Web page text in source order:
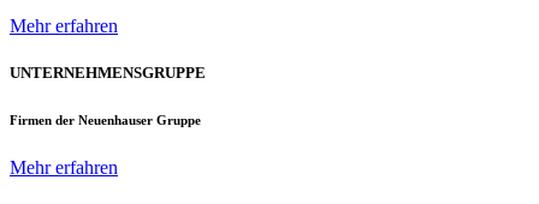
Mehr erfahren
UNTERNEHMENSGRUPPE
Firmen der Neuenhauser Gruppe
Mehr erfahren